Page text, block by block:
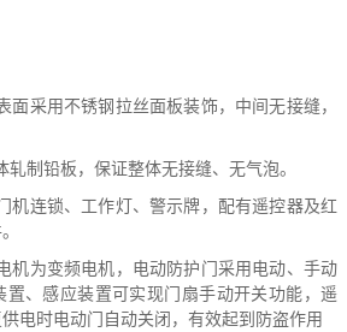
采用不锈钢拉丝面板装饰，中间无接缝，
制铅板，保证整体无接缝、无气泡。
机连锁、工作灯、警示牌，配有遥控器及红
机为变频电机，电动防护门采用电动、手动
置、感应装置可实现门扇手动开关功能，遥
电时电动门自动关闭，有效起到防盗作用